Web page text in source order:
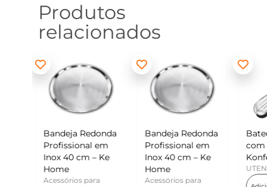
Produtos
relacionados
Bandeja Redonda
Profissional em
Inox 40 cm – Ke
Home
Acessórios para
Batedor de Ovos
com Raspador –
Konfektt
UTENSÍLIOS